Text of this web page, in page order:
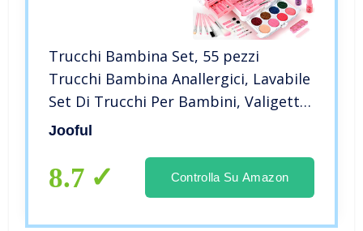
Trucchi Bambina Set, 55 pezzi
Trucchi Bambina Anallergici, Lavabile
Set Di Trucchi Per Bambini, Valigetta
Trucchi Bambina, Giochi Bambina
3 4 5 6 7 8 9 10 Anni
Jooful
8.7 Controlla Su Amazon